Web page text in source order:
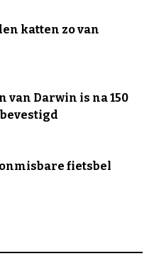
katten zo van
van Darwin is na 150
fietsbel